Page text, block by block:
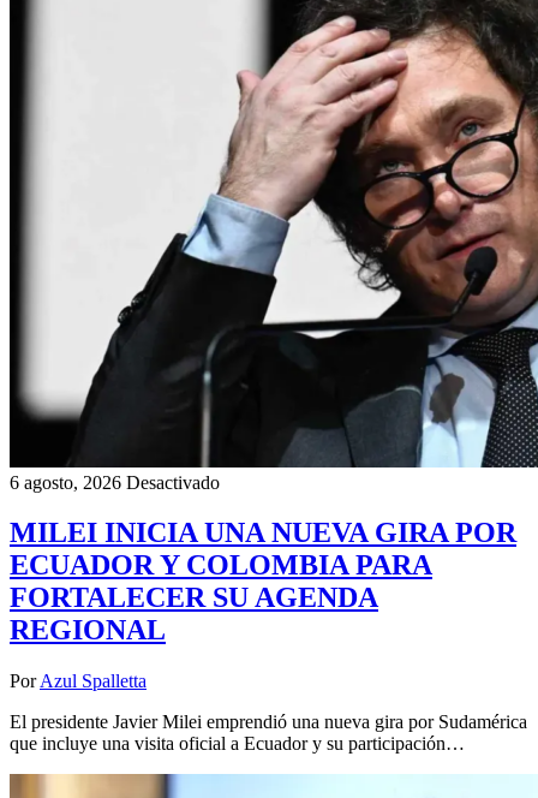
6 agosto, 2026 Desactivado
MILEI INICIA UNA NUEVA GIRA POR
ECUADOR Y COLOMBIA PARA
FORTALECER SU AGENDA
REGIONAL
Por Azul Spalletta
El presidente Javier Milei emprendió una nueva gira por Sudamérica
que incluye una visita oficial a Ecuador y su participación…